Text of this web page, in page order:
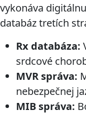
vykonáva
databáz tretích
Rx databáza:
srdcové
MVR správa:
nebezpečnej
MIB správa: